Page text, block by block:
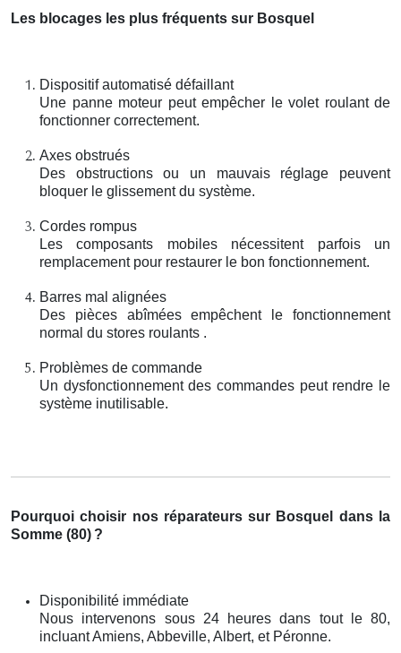
Les blocages les plus fréquents sur Bosquel
Dispositif automatisé défaillant
Une panne moteur peut empêcher le volet roulant de
fonctionner correctement.
Axes obstrués
Des obstructions ou un mauvais réglage peuvent
bloquer le glissement du système.
Cordes rompus
Les composants mobiles nécessitent parfois un
remplacement pour restaurer le bon fonctionnement.
Barres mal alignées
Des pièces abîmées empêchent le fonctionnement
normal du stores roulants .
Problèmes de commande
Un dysfonctionnement des commandes peut rendre le
système inutilisable.
Pourquoi choisir nos réparateurs sur Bosquel dans la
Somme (80) ?
Disponibilité immédiate
Nous intervenons sous 24 heures dans tout le 80,
incluant Amiens, Abbeville, Albert, et Péronne.